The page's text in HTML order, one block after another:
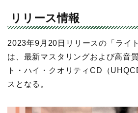
リリース情報
2023年9月20日リリースの「ライ
は、最新マスタリングおよび高音
ト・ハイ・クオリティCD（
スとなる。